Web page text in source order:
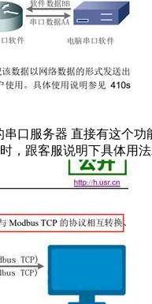
口服务器 直接有这个
，跟客服说明下具体用法